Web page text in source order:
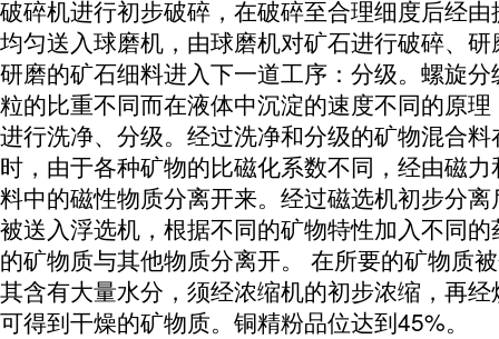
破碎机进行初步破碎，在破碎至合理细度后经
均匀送入球磨机，由球磨机对矿石进行破碎、
研磨的矿石细料进入下一道工序：分级。螺旋
粒的比重不同而在液体中沉淀的速度不同的原
进行洗净、分级。经过洗净和分级的矿物混合
时，由于各种矿物的比磁化系数不同，经由磁
料中的磁性物质分离开来。经过磁选机初步分
被送入浮选机，根据不同的矿物特性加入不同
的矿物质与其他物质分离开。 在所要的矿物质
其含有大量水分，须经浓缩机的初步浓缩，再
可得到干燥的矿物质。铜精粉品位达到45%。